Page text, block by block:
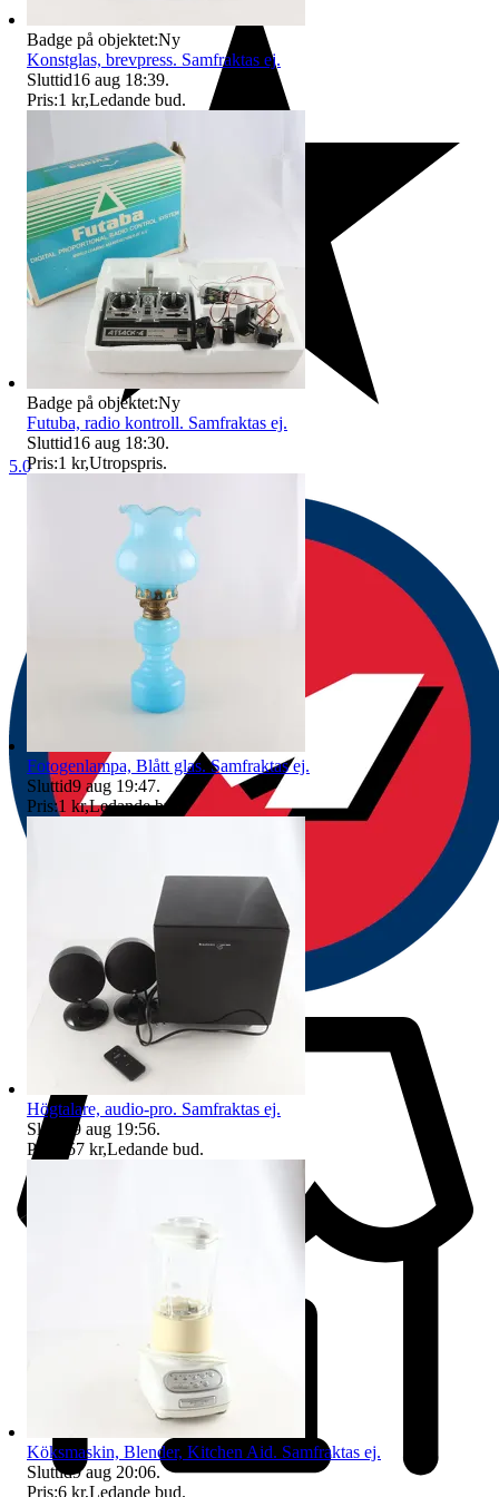
5.0
Badge på objektet:Ny
Konstglas, brevpress. Samfraktas ej.
Sluttid16 aug 18:39.
Pris:1 kr,Ledande bud.
Badge på objektet:Ny
Futuba, radio kontroll. Samfraktas ej.
Sluttid16 aug 18:30.
Pris:1 kr,Utropspris.
Fotogenlampa, Blått glas. Samfraktas ej.
Sluttid9 aug 19:47.
Pris:1 kr,Ledande bud
Högtalare, audio-pro. Samfraktas ej.
Sluttid
9 aug 19:56.
Pris:
357 kr,Ledande bud.
Köksmaskin, Blender, Kitchen Aid. Samfraktas ej.
Sluttid9 aug 20:06.
Pris:6 kr,Ledande bud.